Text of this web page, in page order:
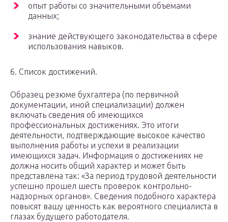
опыт работы со значительными объемами
данных;
знание действующего законодательства в сфере
использования навыков.
6. Список достижений.
Образец резюме бухгалтера (по первичной
документации, иной специализации) должен
включать сведения об имеющихся
профессиональных достижениях. Это итоги
деятельности, подтверждающие высокое качество
выполнения работы и успехи в реализации
имеющихся задач. Информация о достижениях не
должна носить общий характер и может быть
представлена так: «За период трудовой деятельности
успешно прошел шесть проверок контрольно-
надзорных органов». Сведения подобного характера
повысят вашу ценность как вероятного специалиста в
глазах будущего работодателя.